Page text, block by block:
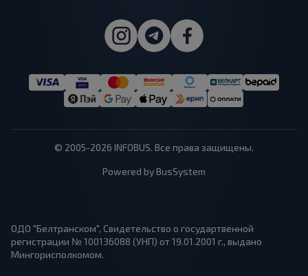
© 2005-2026 INFOBUS. Все права защищены.
Powered by BusSystem
ОДО "Белтранском", Свидетельство о государтвенной
регистрации № 100136088 (УНП) от 19.01.2001 г., выдано
Мингорисполкомом.